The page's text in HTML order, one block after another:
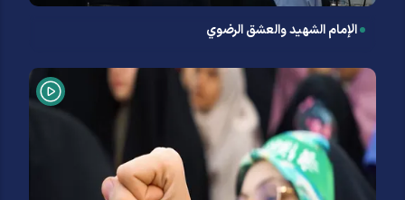
الإمام الشهید والعشق الرضوي